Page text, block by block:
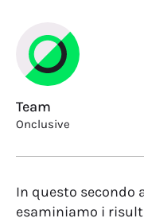
Team
Onclusive
In questo secondo
esaminiamo i